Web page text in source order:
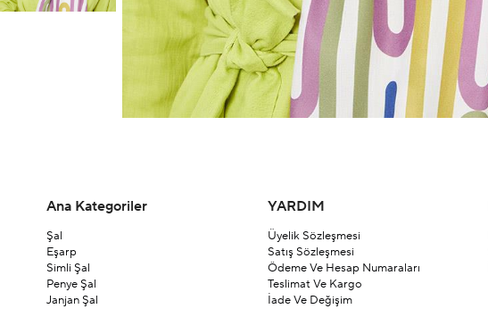
Ana Kategoriler
Şal
Eşarp
Simli Şal
Penye Şal
Janjan Şal
YARDIM
Üyelik Sözleşmesi
Satış Sözleşmesi
Ödeme Ve Hesap Numaraları
Teslimat Ve Kargo
İade Ve Değişim